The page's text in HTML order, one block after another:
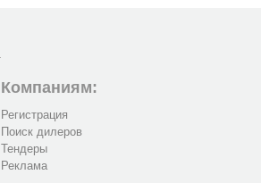
Компаниям:
Регистрация
Поиск дилеров
Тендеры
Реклама